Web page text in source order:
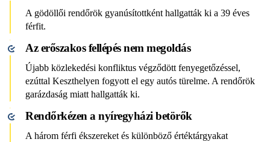
A gödöllői rendőrök gyanúsítottként hallgatták ki a 39 éves
férfit.
Az erőszakos fellépés nem megoldás
Újabb közlekedési konfliktus végződött fenyegetőzéssel,
ezúttal Keszthelyen fogyott el egy autós türelme. A rendőrök
garázdaság miatt hallgatták ki.
Rendőrkézen a nyíregyházi betörők
A három férfi ékszereket és különböző értéktárgyakat